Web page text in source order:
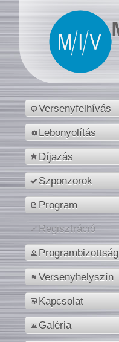
Versenyfelhívás
Lebonyolítás
Díjazás
Szponzorok
Program
Regisztráció
Programbizottság
Versenyhelyszín
Kapcsolat
Galéria